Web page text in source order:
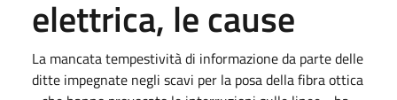
elettrica, le cause
La mancata tempestività di informazione da parte delle
ditte impegnate negli scavi per la posa della fibra ottica